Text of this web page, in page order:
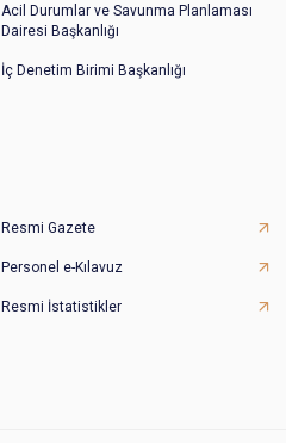
Acil Durumlar ve Savunma Planlaması
Dairesi Başkanlığı
İç Denetim Birimi Başkanlığı
Resmi Gazete
Personel e-Kılavuz
Resmi İstatistikler